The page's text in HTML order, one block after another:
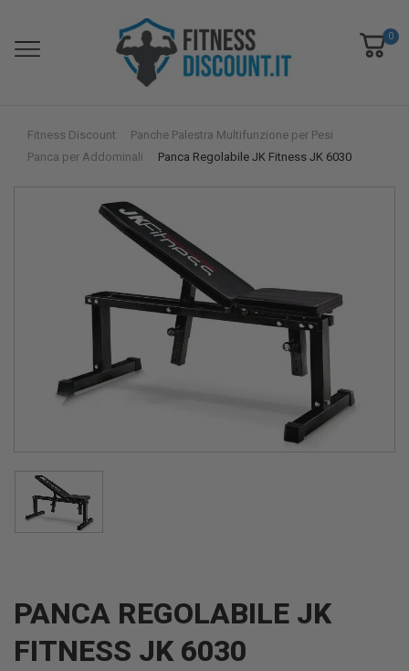
0
Fitness Discount
Panche Palestra Multifunzione per Pesi
Panca per Addominali
Panca Regolabile JK Fitness JK 6030
PANCA REGOLABILE JK
FITNESS JK 6030